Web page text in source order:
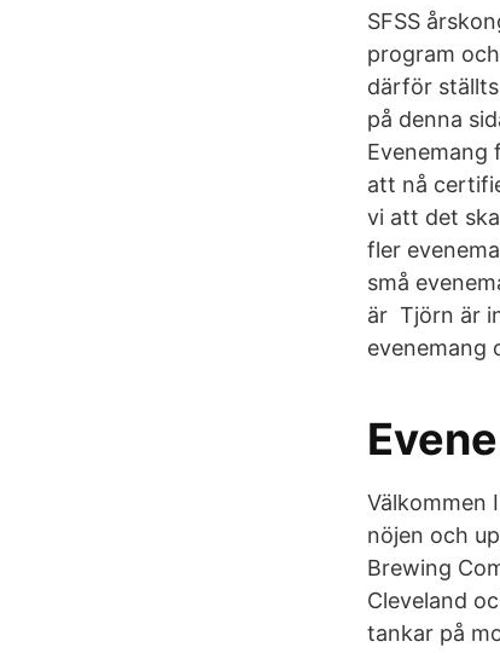
SFSS
program
därför
på denna
Evenemang
att nå
vi att det
fler
små
är Tjörn är
evenemang
Välkommen
nöjen och
Brewing
Cleveland
tankar på